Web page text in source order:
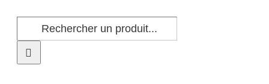
Passer
contenu
Rechercher: